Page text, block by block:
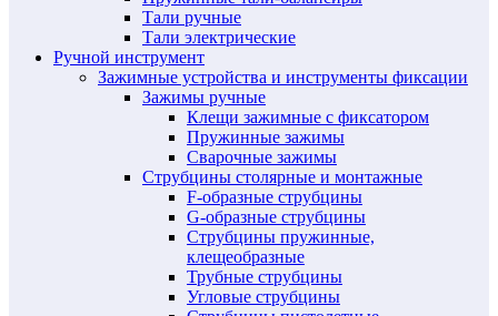
Тали ручные
Тали электрические
Ручной инструмент
Зажимные устройства и инструменты фиксации
Зажимы ручные
Клещи зажимные с фиксатором
Пружинные зажимы
Сварочные зажимы
Струбцины столярные и монтажные
F-образные струбцины
G-образные струбцины
Струбцины пружинные,
клещеобразные
Трубные струбцины
Угловые струбцины